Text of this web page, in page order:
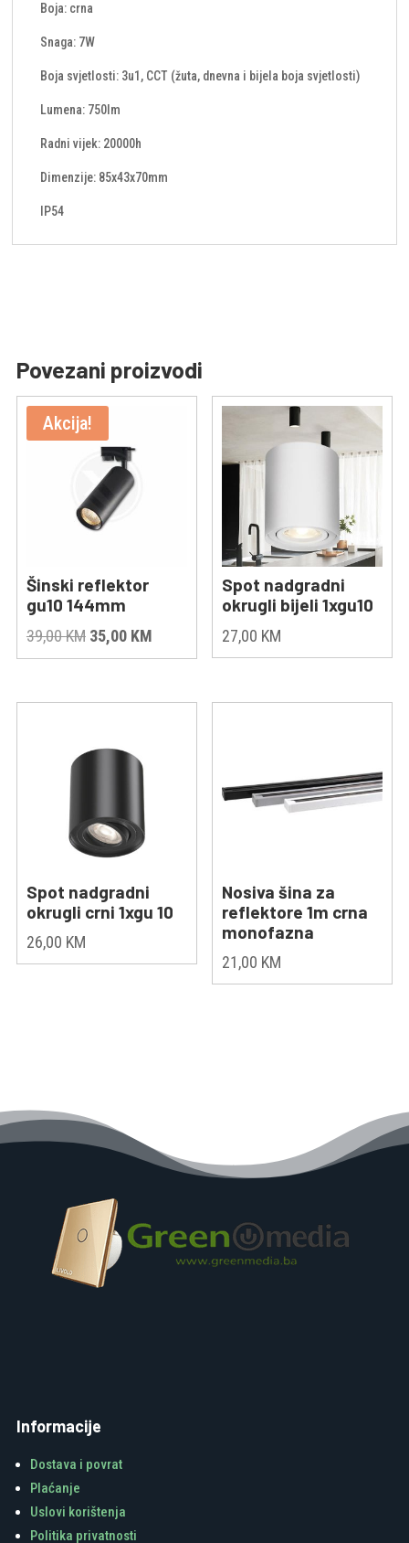
Boja: crna
Snaga: 7W
Boja svjetlosti: 3u1, CCT (žuta, dnevna i bijela boja svjetlosti)
Lumena: 750lm
Radni vijek: 20000h
Dimenzije: 85x43x70mm
IP54
Povezani proizvodi
Akcija!
Šinski reflektor
gu10 144mm
39,00KM Original
price
39,00 KM.
35,00 KMCurrent
price
35,00 KM.
Spot nadgradni
okrugli bijeli 1xgu10
27,00 KM
Spot nadgradni
okrugli crni 1xgu 10
26,00 KM
Nosiva šina za
reflektore 1m crna
monofazna
21,00 KM
Informacije
Dostava i povrat
Plaćanje
Uslovi korištenja
Politika privatnosti